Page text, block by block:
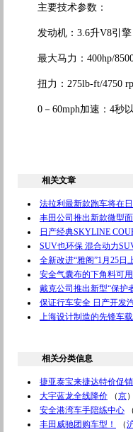
主要技术参数：
发动机：3.6升V8引擎
最大马力：400hp/
扭力：275lb-ft/4750
0－60mph加速：4秒
相关文章
法拉利最新款跑车将在
丰田公司推出新款微型
日产经典SKYLINE
SUV也环保 混合动力
全新改进“雅阁”1月25日
安全气囊布的下角料可
戴克公司推出新型“保护
保证行车安全 日产开发
上海设计制造的先锋车
相关分类信息
捷亚泰宝来捷达特价促销
大宇蓝龙全线降价 （京
安全港湾车手陪练中心
丰田威驰团购车型！
（